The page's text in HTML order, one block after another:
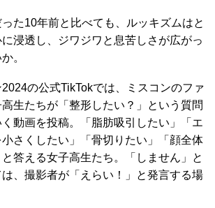
た10年前と比べても、ルッキズムはと
浸透し、ジワジワと息苦しさが広がっ
。
の公式TikTokでは、ミスコンのファ
生たちが「整形したい？」という質問
動画を投稿。「脂肪吸引したい」「エ
さくしたい」「骨切りたい」「顔全体
答える女子高生たち。「しません」と
、撮影者が「えらい！」と発言する場